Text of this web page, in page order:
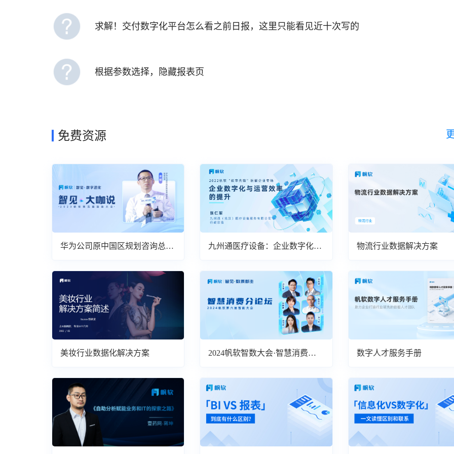
求解！交付数字化平台怎么看之前日报，这里只能看见近十次写的
根据参数选择，隐藏报表页
免费资源
华为公司原中国区规划咨询总监
九州通医疗设备：企业数字化与
物流行业数据解决方案
美妆行业数据化解决方案
2024帆软智数大会·智慧消费分
数字人才服务手册